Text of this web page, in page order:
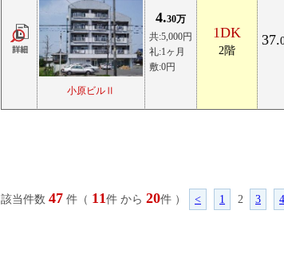
小原ビルⅡ
4.30万
共:5,000円
礼:1ヶ月
敷:0円
1DK
2階
37.
該当件数 47 件（ 11件 から 20件 ） < 1 2 3 4